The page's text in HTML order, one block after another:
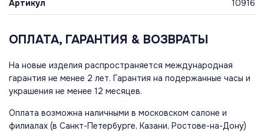
Артикул 10916
ОПЛАТА, ГАРАНТИЯ & ВОЗВРАТЫ
На новые изделия распространяется международная
гарантия не менее 2 лет. Гарантия на подержанные часы и
украшения не менее 12 месяцев.
Оплата возможна наличными в московском салоне и
филиалах (в Санкт-Петербурге, Казани, Ростове-на-Дону)